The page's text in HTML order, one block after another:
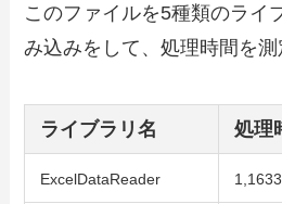
このファイルを5種類のライ
み込みをして、処理時間を測
ライブラリ名 処理
ExcelDataReader